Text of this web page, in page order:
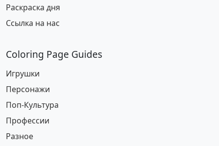
Раскраска дня
Ссылка на нас
Coloring Page Guides
Игрушки
Персонажи
Поп-Культура
Профессии
Разное